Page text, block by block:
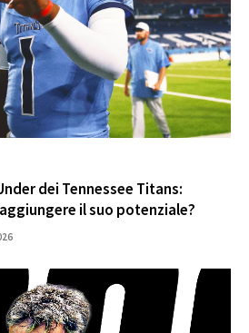
dei Tennessee Titans:
il suo potenziale?